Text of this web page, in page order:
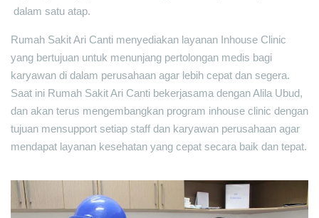
dalam satu atap.
Rumah Sakit Ari Canti menyediakan layanan Inhouse Clinic
yang bertujuan untuk menunjang pertolongan medis bagi
karyawan di dalam perusahaan agar lebih cepat dan segera.
Saat ini Rumah Sakit Ari Canti bekerjasama dengan Alila Ubud,
dan akan terus mengembangkan program inhouse clinic dengan
tujuan mensupport setiap staff dan karyawan perusahaan agar
mendapat layanan kesehatan yang cepat secara baik dan tepat.